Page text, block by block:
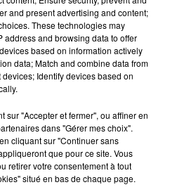
and present advertising and content;
These technologies may
address and browsing data to offer
based on information actively
data; Match and combine data from
Identify devices based on
sur "Accepter et fermer", ou affiner en
dans "Gérer mes choix".
cliquant sur "Continuer sans
que pour ce site. Vous
retirer votre consentement à tout
situé en bas de chaque page.